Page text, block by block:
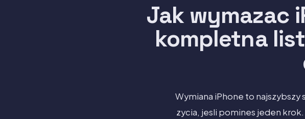
Jak wymazac
kompletna
Wymiana iPhone to
zycia, jesli pomines jeden